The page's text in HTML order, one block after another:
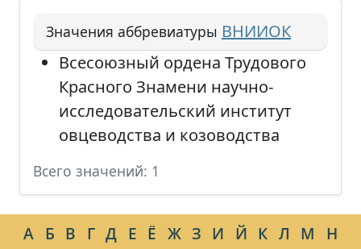
Значения аббревиатуры ВНИИОК
Всесоюзный ордена Трудового
Красного Знамени научно-
исследовательский институт
овцеводства и козоводства
Всего значений: 1
А Б В Г Д Е Ё Ж З И Й К Л М
Н